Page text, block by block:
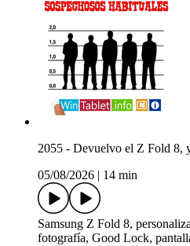
2055 - Devuelvo el Z Fold 8,
05/08/2026
14 min
Samsung Z Fold 8,
fotografía, Good Lock,